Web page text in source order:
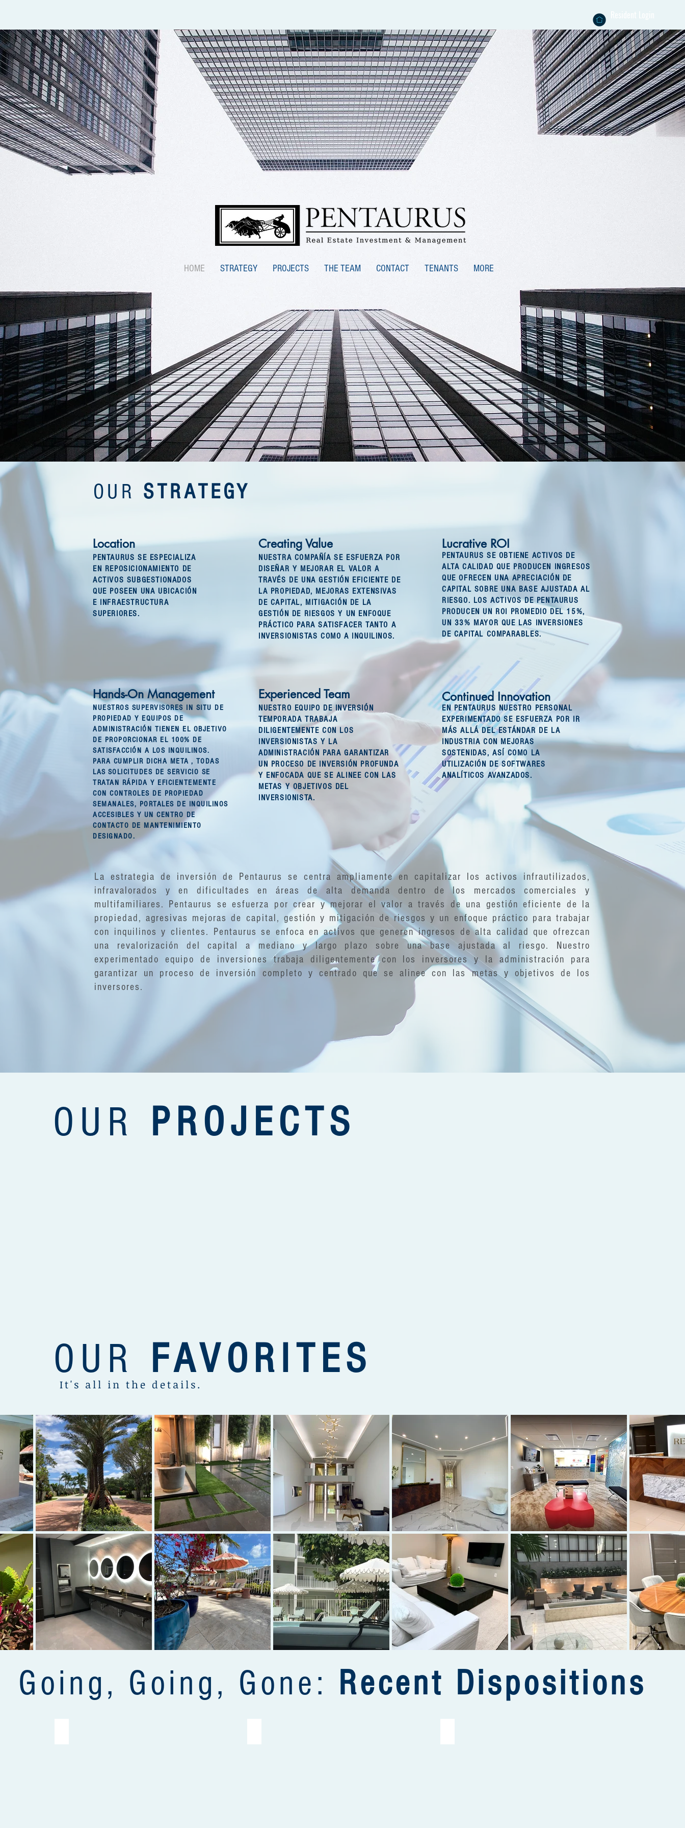
HOME STRATEGY PROJECTS THE TEAM CONTACT TENANTS MORE
OUR STRATEGY
Location
PENTAURUS SE ESPECIALIZA
EN REPOSICIONAMIENTO DE
ACTIVOS SUBGESTIONADOS
QUE POSEEN UNA UBICACIÓN
E INFRAESTRUCTURA
SUPERIORES.
Hands-On Management
NUESTROS SUPERVISORES IN SITU DE
PROPIEDAD Y EQUIPOS DE
ADMINISTRACIÓN TIENEN EL OBJETIVO
DE PROPORCIONAR EL 100% DE
SATISFACCIÓN A LOS INQUILINOS.
PARA CUMPLIR DICHA META , TODAS
LAS SOLICITUDES DE SERVICIO SE
TRATAN RÁPIDA Y EFICIENTEMENTE
CON CONTROLES DE PROPIEDAD
SEMANALES, PORTALES DE INQUILINOS
ACCESIBLES Y UN CENTRO DE
CONTACTO DE MANTENIMIENTO
DESIGNADO.
Creating Value
NUESTRA COMPAÑÍA SE ESFUERZA POR
DISEÑAR Y MEJORAR EL VALOR A
TRAVÉS DE UNA GESTIÓN EFICIENTE DE
LA PROPIEDAD, MEJORAS EXTENSIVAS
DE CAPITAL, MITIGACIÓN DE LA
GESTIÓN DE RIESGOS Y UN ENFOQUE
PRÁCTICO PARA SATISFACER TANTO A
INVERSIONISTAS COMO A INQUILINOS.
Experienced Team
NUESTRO EQUIPO DE INVERSIÓN
TEMPORADA TRABAJA
DILIGENTEMENTE CON LOS
INVERSIONISTAS Y LA
ADMINISTRACIÓN PARA GARANTIZAR
UN PROCESO DE INVERSIÓN PROFUNDA
Y ENFOCADA QUE SE ALINEE CON LAS
METAS Y OBJETIVOS DEL
INVERSIONISTA.
PENTAURUS SE OBTIENE ACTIVOS DE
ALTA CALIDAD QUE PRODUCEN INGRESOS
QUE OFRECEN UNA APRECIACIÓN DE
CAPITAL SOBRE UNA BASE AJUSTADA AL
RIESGO. LOS ACTIVOS DE PENTAURUS
PRODUCEN UN ROI PROMEDIO DEL 15%,
UN 33% MAYOR QUE LAS INVERSIONES
DE CAPITAL COMPARABLES.
Lucrative ROI
EN PENTAURUS NUESTRO PERSONAL
EXPERIMENTADO SE ESFUERZA POR IR
MÁS ALLÁ DEL ESTÁNDAR DE LA
INDUSTRIA CON MEJORAS
SOSTENIDAS, ASÍ COMO LA
UTILIZACIÓN DE SOFTWARES
ANALÍTICOS AVANZADOS.
Continued Innovation
La estrategia de inversión de Pentaurus se centra ampliamente en capitalizar los activos infrautilizados,
infravalorados y en dificultades en áreas de alta demanda dentro de los mercados comerciales y
multifamiliares. Pentaurus se esfuerza por crear y mejorar el valor a través de una gestión eficiente de la
propiedad, agresivas mejoras de capital, gestión y mitigación de riesgos y un enfoque práctico para trabajar
con inquilinos y clientes. Pentaurus se enfoca en activos que generen ingresos de alta calidad que ofrezcan
una revalorización del capital a mediano y largo plazo sobre una base ajustada al riesgo. Nuestro
experimentado equipo de inversiones trabaja diligentemente con los inversores y la administración para
garantizar un proceso de inversión completo y centrado que se alinee con las metas y objetivos de los
inversores.
OUR PROJECTS
OUR FAVORITES
It's all in the details.
Going, Going, Gone: Recent Dispositions